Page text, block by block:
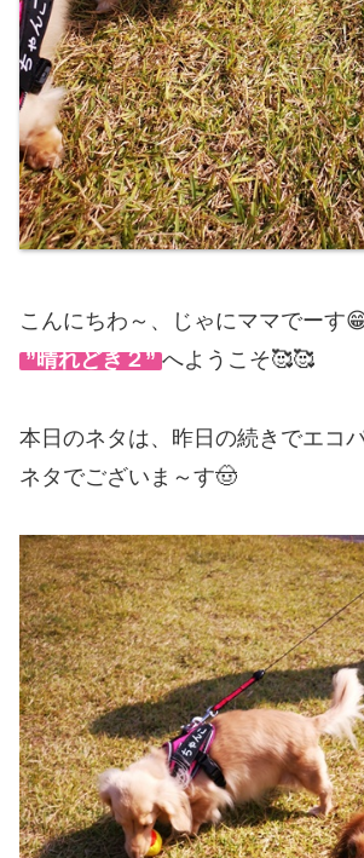
こんにちわ～、じゃにママでーす
”晴れどき２” へようこそ🥰🥰
本日のネタは、昨日の続きでエコ
ネタでございま～す🤠